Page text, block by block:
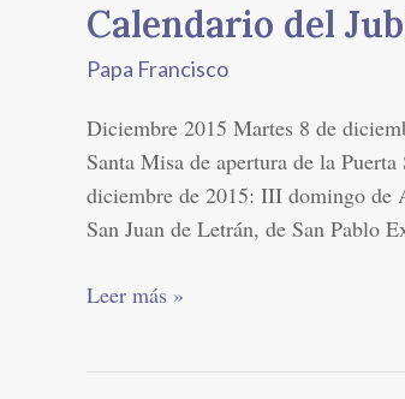
Calendario del
Papa Francisco
Diciembre 2015 Martes 8 de
Santa Misa de apertura de la
diciembre de 2015: III domingo de
San Juan de Letrán, de San Pablo
Calendario
Jubileo
de
la
Misericordia
Leer más »